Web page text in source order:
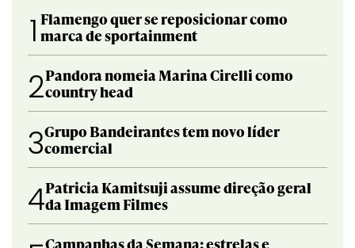
1 Flamengo quer se reposicionar como
marca de sportainment
2Pandora nomeia Marina Cirelli como
country head
3Grupo Bandeirantes tem novo líder
comercial
4Patricia Kamitsuji assume direção geral
da Imagem Filmes
Campanhas da Semana: estrelas e